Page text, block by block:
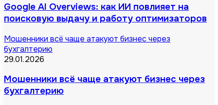
Google AI Overviews: как ИИ повлияет на
поисковую выдачу и работу оптимизаторов
Мошенники всё чаще атакуют бизнес через
бухгалтерию
29.01.2026
Мошенники всё чаще атакуют бизнес через
бухгалтерию